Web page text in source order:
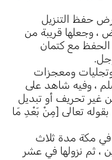
حفظ التنزيل
، وجعلها قريبة من
الحفظ مع كتمان
وتجليات ومعجزات
، وفيه شاهد على
غير تحريف أو تبديل
تعالى [مِنْ بَعْدِ مَا
في مكة مدة ثلاث
ثم نزولها في عشر